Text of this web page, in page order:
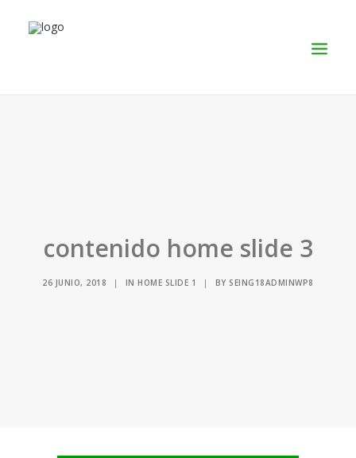
contenido home slide 3
26 JUNIO, 2018 | INHOME SLIDE 1 | BYSEING18ADMINWP8